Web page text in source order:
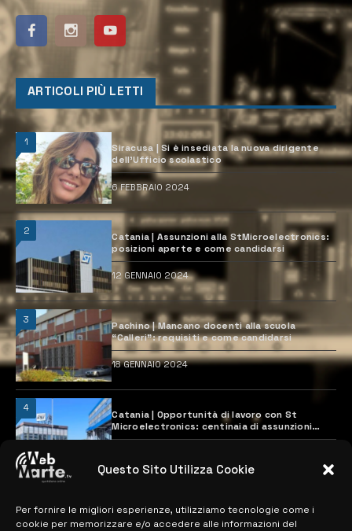
Questo Sito Utilizza Cookie
Per fornire le migliori esperienze, utilizziamo tecnologie come i
cookie per memorizzare e/o accedere alle informazioni del
ARTICOLI PIÙ LETTI
1
Siracusa | Si è insediata la nuova dirigente
dell’Ufficio scolastico
6 FEBBRAIO 2024
2
Catania | Assunzioni alla StMicroelectronics:
posizioni aperte e come candidarsi
12 GENNAIO 2024
3
Pachino | Mancano docenti alla scuola
“Calleri”: requisiti e come candidarsi
18 GENNAIO 2024
4
Catania | Opportunità di lavoro con St
Microelectronics: centinaia di assunzioni
previste
MAPPA DEL SITO